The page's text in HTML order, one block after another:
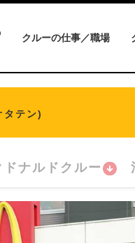
クルーの仕事／職場
タテン)
ドナルドクルー